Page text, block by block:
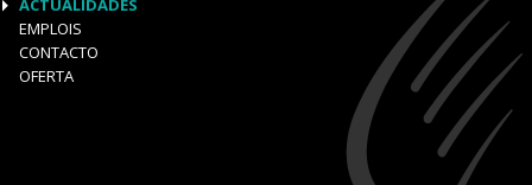
ACTUALIDADES
EMPLOIS
CONTACTO
OFERTA